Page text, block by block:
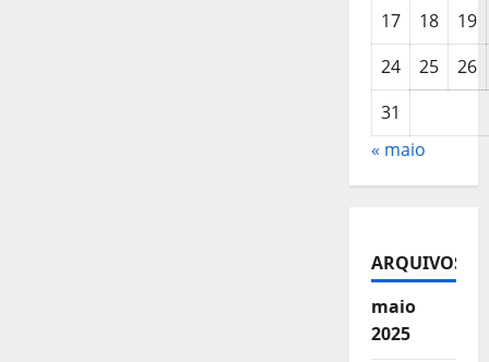
17
18
19
24
25
26
31
« maio
ARQUIVOS
maio
2025